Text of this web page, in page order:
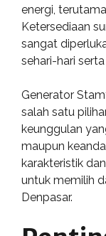
energi,
Ketersediaan
sangat
sehari-hari
Generator
salah satu
keunggulan
maupun
karakteristik
untuk memilih
Denpasar.